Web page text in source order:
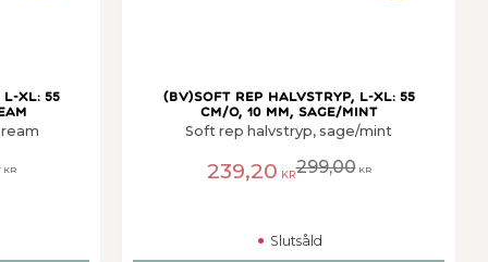
XL: 55
KR
(BV)Soft rep halvstryp, L-XL: 55
cm/o, 10 mm, sage/mint
Soft rep halvstryp, sage/mint
239,20 KR299,00KR
Slutsåld